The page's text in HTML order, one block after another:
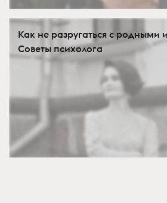
Как не разругаться с родными
Советы психолога